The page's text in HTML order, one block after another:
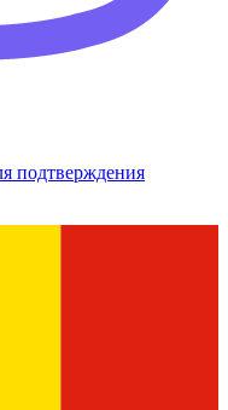
подтверждения